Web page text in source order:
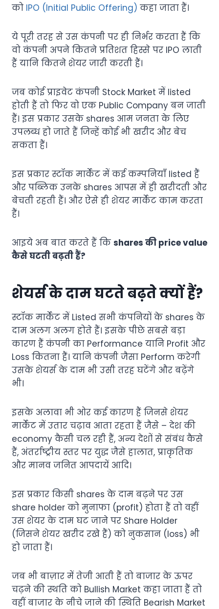
को IPO (Initial Public Offering) कहा जाता हैं।
ये पूरी तरह से उस कंपनी पर ही निर्भर करता हैं कि
वो कंपनी अपने कितने प्रतिशत हिस्से पर IPO लाती
हैं यानि कितने शेयर जारी करती हैं।
जब कोई प्राइवेट कंपनी Stock Market में listed
होती हैं तो फिर वो एक Public Company बन जाती
हैं। इस प्रकार उसके shares आम जनता के लिए
उपलब्ध हो जाते हैं जिन्हें कोई भी खरीद और बेच
सकता हैं।
इस प्रकार स्टॉक मार्केट में कई कम्पनियाँ listed हैं
और पब्लिक उनके shares आपस में ही खरीदती और
बेचती रहती हैं। और ऐसे ही शेयर मार्केट काम करता
हैं।
आइये अब बात करते हैं कि shares की price value
कैसे घटती बढ़ती हैं?
शेयर्स के दाम घटते बढ़ते क्यों हैं?
स्टॉक मार्केट में Listed सभी कंपनियों के shares के
दाम अलग अलग होते हैं। इसके पीछे सबसे बड़ा
कारण हैं कंपनी का Performance यानि Profit और
Loss कितना हैं। यानि कंपनी जैसा Perform करेगी
उसके शेयर्स के दाम भी उसी तरह घटेंगे और बढ़ेंगे
भी।
इसके अलावा भी ओर कई कारण हैं जिनसे शेयर
मार्केट में उतार चढ़ाव आता रहता हैं जैसे – देश की
economy कैसी चल रही हैं, अन्य देशों से संबंध कैसे
हैं, अंतर्राष्ट्रीय स्तर पर युद्ध जैसे हालात, प्राकृतिक
और मानव जनित आपदायें आदि।
इस प्रकार किसी shares के दाम बढ़ने पर उस
share holder को मुनाफा (profit) होता हैं तो वहीं
उस शेयर के दाम घट जाने पर Share Holder
(जिसने शेयर खरीद रखे हैं) को नुकसान (loss) भी
हो जाता हैं।
जब भी बाज़ार में तेजी आती हैं तो बाजार के ऊपर
चढ़ने की स्थति को Bullish Market कहा जाता हैं तो
वहीं बाजार के नीचे जाने की स्थिति Bearish Market